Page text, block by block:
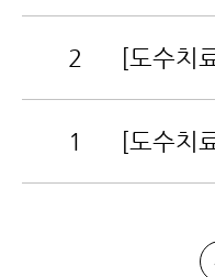
2 [도수치
1 [도수치